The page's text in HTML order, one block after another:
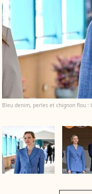
Bleu denim, perles et chignon flou :